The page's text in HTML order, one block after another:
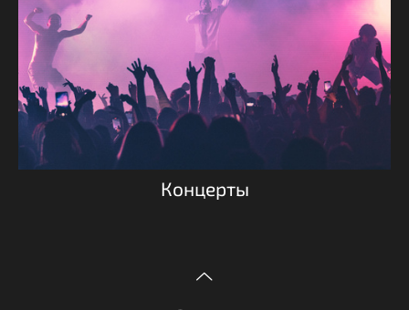
Концерты